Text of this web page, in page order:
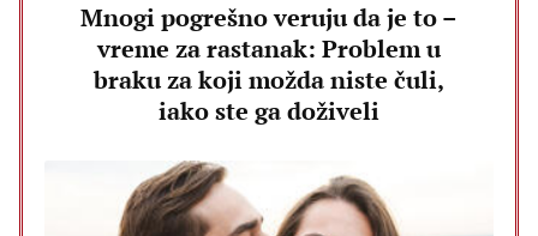
Mnogi pogrešno veruju da je to –
vreme za rastanak: Problem u
braku za koji možda niste čuli,
iako ste ga doživeli